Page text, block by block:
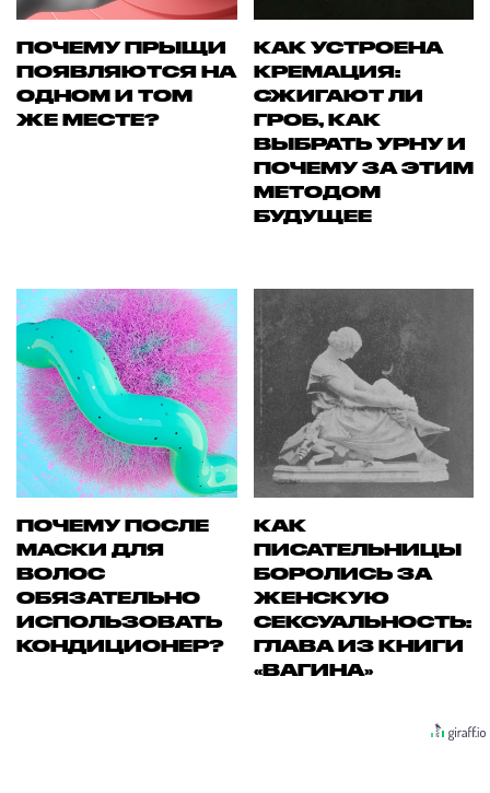
ПОЧЕМУ ПРЫЩИ
ПОЯВЛЯЮТСЯ НА
ОДНОМ И ТОМ
ЖЕ МЕСТЕ?
КАК УСТРОЕНА
КРЕМАЦИЯ:
СЖИГАЮТ ЛИ
ГРОБ, КАК
ВЫБРАТЬ УРНУ И
ПОЧЕМУ ЗА ЭТИМ
МЕТОДОМ
БУДУЩЕЕ
ПОЧЕМУ ПОСЛЕ
МАСКИ ДЛЯ
ВОЛОС
ОБЯЗАТЕЛЬНО
ИСПОЛЬЗОВАТЬ
КОНДИЦИОНЕР?
КАК
ПИСАТЕЛЬНИЦЫ
БОРОЛИСЬ ЗА
ЖЕНСКУЮ
СЕКСУАЛЬНОСТЬ:
ГЛАВА ИЗ КНИГИ
«ВАГИНА»